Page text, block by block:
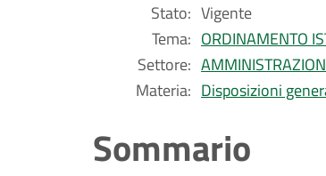
Stato: Vigente
Tema: ORDINAMENTO
Settore:
Materia: Disposizioni
Sommario